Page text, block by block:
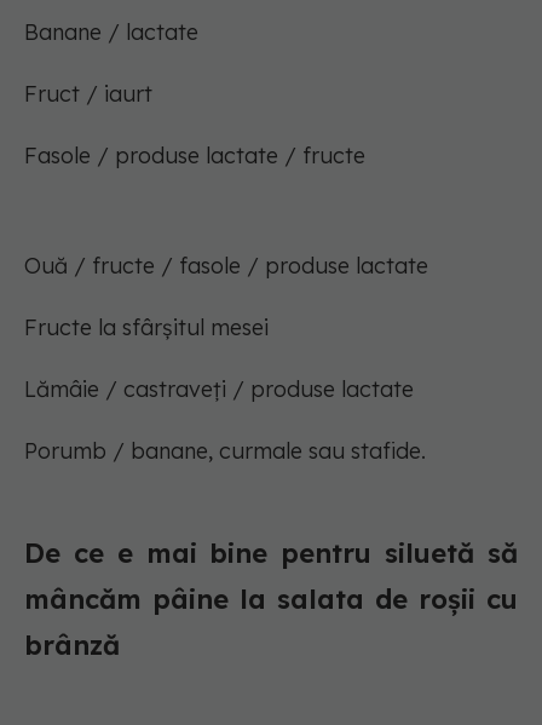
Banane / lactate
Fruct / iaurt
Fasole / produse lactate / fructe
Ouă / fructe / fasole / produse lactate
Fructe la sfârșitul mesei
Lămâie / castraveți / produse lactate
Porumb / banane, curmale sau stafide.
De ce e mai bine pentru siluetă să
mâncăm pâine la salata de roșii cu
brânză